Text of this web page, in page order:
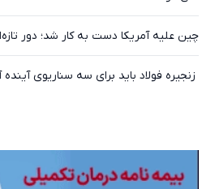
چین علیه آمریکا دست به کار شد؛ دور
زنجیره فولاد باید برای سه سناریوی آینده